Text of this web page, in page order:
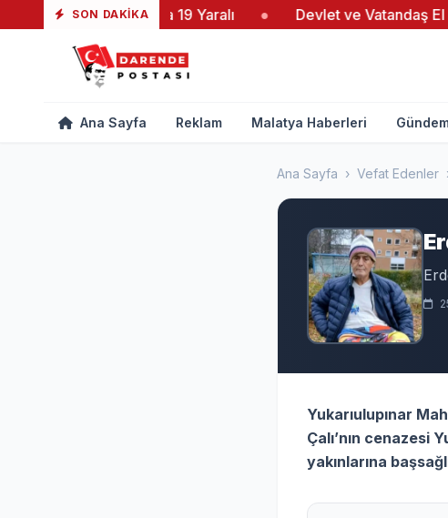
SON DAKIKA
Yeşiltaş’taki Yangında 19 Yaralı Devlet ve Vatandaş El
Ana Sayfa Reklam Malatya Haberleri
Ana Sayfa › Vefat Edenler
Yukarıulupınar
Çalı’nın cenazesi
yakınlarına